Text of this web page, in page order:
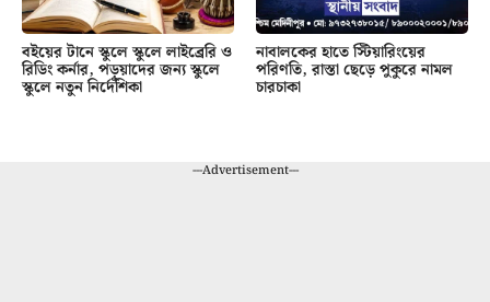
বইয়ের টানে স্কুলে স্কুলে লাইব্রেরি ও
রিডিং কর্নার, পড়ুয়াদের জন্য স্কুলে
স্কুলে নতুন নির্দেশিকা
নাবালকের হাতে স্টিয়ারিংয়ের
পরিণতি, রাস্তা ছেড়ে পুকুরে নামল
চারচাকা
---Advertisement---